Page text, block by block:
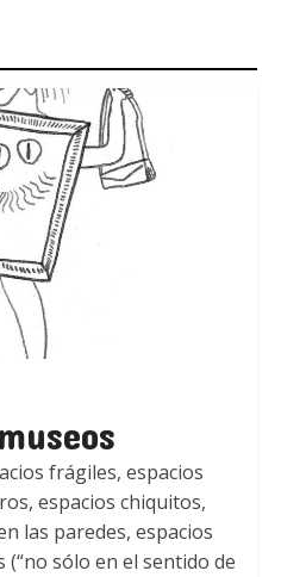
frágiles, espacios
espacios chiquitos,
las paredes, espacios
sólo en el sentido de